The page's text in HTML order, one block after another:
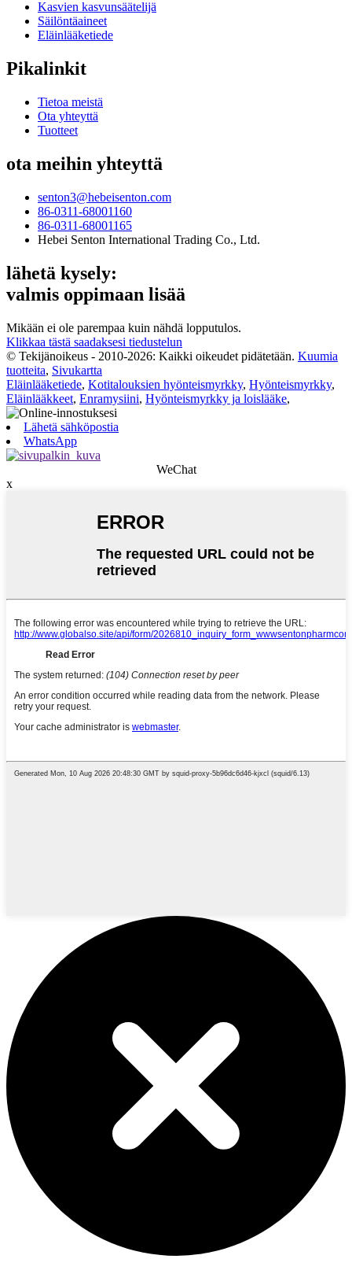
Kasvien kasvunsäätelijä
Säilöntäaineet
Eläinlääketiede
Pikalinkit
Tietoa meistä
Ota yhteyttä
Tuotteet
ota meihin yhteyttä
senton3@hebeisenton.com
86-0311-68001160
86-0311-68001165
Hebei Senton International Trading Co., Ltd.
lähetä kysely:
valmis oppimaan lisää
Mikään ei ole parempaa kuin nähdä lopputulos.
Klikkaa tästä saadaksesi tiedustelun
© Tekijänoikeus - 2010-2026: Kaikki oikeudet pidätetään. Kuumia
tuotteita, Sivukartta
Eläinlääketiede, Kotitalouksien hyönteismyrkky, Hyönteismyrkky,
Eläinlääkkeet, Enramysiini, Hyönteismyrkky ja loislääke,
Lähetä sähköpostia
WhatsApp
WeChat
x